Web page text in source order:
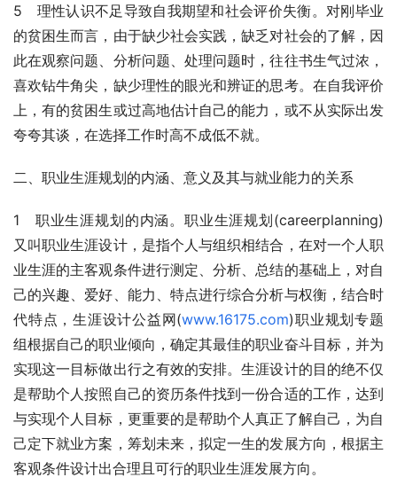
5　理性认识不足导致自我期望和社会评价失衡。对刚毕业
的贫困生而言，由于缺少社会实践，缺乏对社会的了解，因
此在观察问题、分析问题、处理问题时，往往书生气过浓，
喜欢钻牛角尖，缺少理性的眼光和辨证的思考。在自我评价
上，有的贫困生或过高地估计自己的能力，或不从实际出发
夸夸其谈，在选择工作时高不成低不就。
二、职业生涯规划的内涵、意义及其与就业能力的关系
1　职业生涯规划的内涵。职业生涯规划(careerplanning)
又叫职业生涯设计，是指个人与组织相结合，在对一个人职
业生涯的主客观条件进行测定、分析、总结的基础上，对自
己的兴趣、爱好、能力、特点进行综合分析与权衡，结合时
代特点，生涯设计公益网(www.16175.com)职业规划专题
组根据自己的职业倾向，确定其最佳的职业奋斗目标，并为
实现这一目标做出行之有效的安排。生涯设计的目的绝不仅
是帮助个人按照自己的资历条件找到一份合适的工作，达到
与实现个人目标，更重要的是帮助个人真正了解自己，为自
己定下就业方案，筹划未来，拟定一生的发展方向，根据主
客观条件设计出合理且可行的职业生涯发展方向。